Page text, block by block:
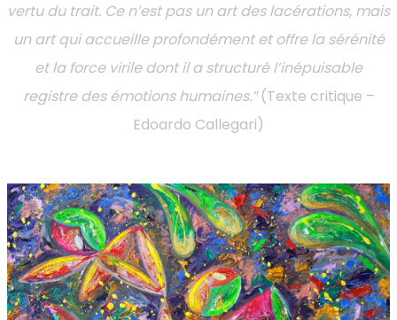
vertu du trait. Ce n’est pas un art des lacérations, mais
un art qui accueille profondément et offre la sérénité
et la force virile dont il a structuré l’inépuisable
registre des émotions humaines.”(Texte critique –
Edoardo Callegari)